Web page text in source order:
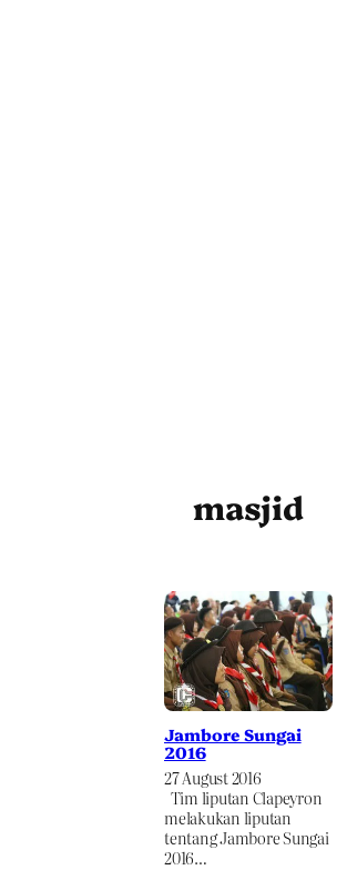
masjid
Jambore Sungai
2016
27 August 2016
Tim liputan Clapeyron
melakukan liputan
tentang Jambore Sungai
2016…